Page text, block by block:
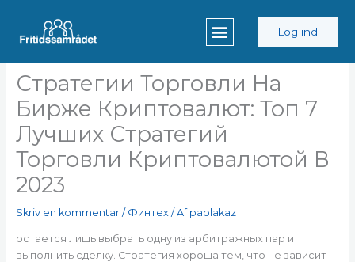
indholdet
Log ind
Стратегии Торговли На
Бирже Криптовалют: Топ 7
Лучших Стратегий
Торговли Криптовалютой В
2023
Skriv en kommentar / Финтех/ Af paolakaz
остается лишь выбрать одну из арбитражных пар и
выполнить сделку. Стратегия хороша тем, что не зависит